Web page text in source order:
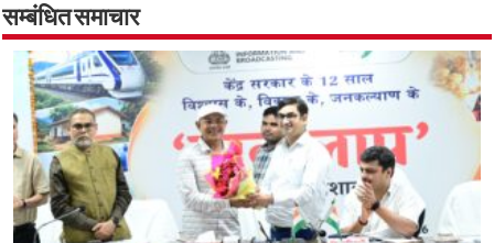
o
o
k
A
p
p
r
a
m
n
k
सम्बंधित समाचार